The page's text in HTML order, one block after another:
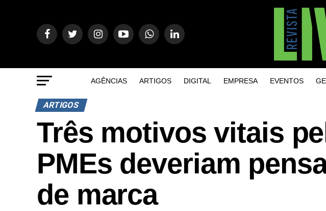
AGÊNCIAS ARTIGOS DIGITAL EMPRESA EVENTOS
ARTIGOS
Três motivos vitais
PMEs deveriam
de marca